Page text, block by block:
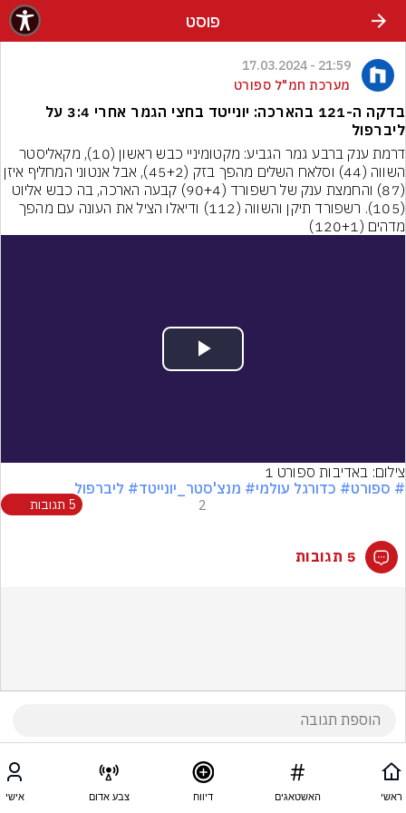
פוסט
21:59 - 17.03.2024
מערכת חמ"ל ספורט
בדקה ה-121 בהארכה: יונייטד בחצי הגמר אחרי 3:4 על
ליברפול
דרמת ענק ברבע גמר הגביע: מקטומיניי כבש ראשון (10), מקאליסטר
מדהים (120+1)
Play
צילום: באדיבות ספורט 1
# ספורט# כדורגל עולמי# מנצ'סטר_יונייטד# ליברפול
2 5 תגובות
5 תגובות
ראשי האשטאגים דיווח צבע אדום אישי